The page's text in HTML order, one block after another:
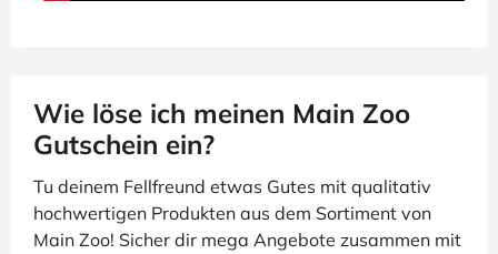
Wie löse ich meinen Main Zoo
Gutschein ein?
Tu deinem Fellfreund etwas Gutes mit qualitativ
hochwertigen Produkten aus dem Sortiment von
Main Zoo! Sicher dir mega Angebote zusammen mit